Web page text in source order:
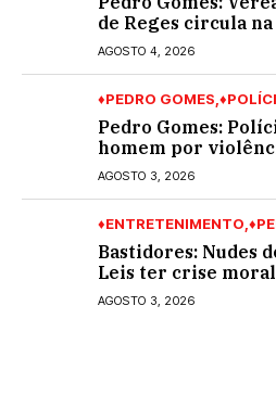
de Reges circula
Legislativa de MS e
governadoria
AGOSTO 4, 2026
♦PEDRO GOMES
Pedro Gomes:
homem por
socos na cara dela
AGOSTO 3, 2026
♦ENTRETENIMENTO
Bastidores: Nudes
Leis ter crise
em todos os
vereança
AGOSTO 3, 2026